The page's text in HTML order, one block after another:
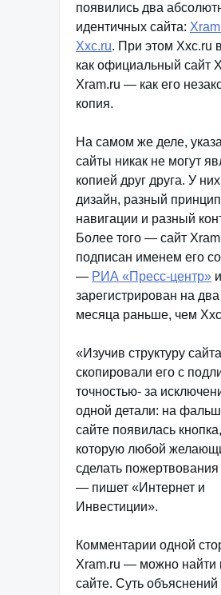
появились два
идентичных сайта:
Хxc.ru. При этом Хxc.ru
как официальный сайт
Xram.ru — как его
копия.
На самом же деле,
сайты никак не могут
копией друг друга. У
дизайн, разный принцип
навигации и разный
Более того — сайт
подписан именем его
— РИА «Пресс-центр»
зарегистрирован на
месяца раньше, чем
«Изучив структуру
скопировали его с
точностью- за
одной детали: на
сайте появилась
которую любой
сделать
— пишет «Интернет и
Инвестиции».
Комментарии одной
Xram.ru — можно найти
сайте. Суть объяснений